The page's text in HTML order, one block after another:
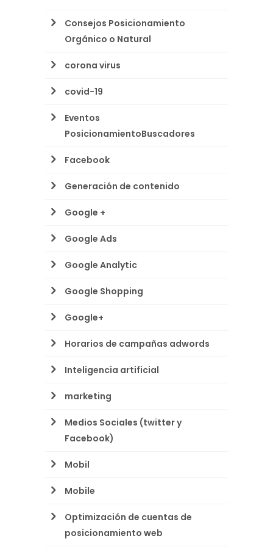
Consejos Posicionamiento
Orgánico o Natural
corona virus
covid-19
Eventos
PosicionamientoBuscadores
Facebook
Generación de contenido
Google +
Google Ads
Google Analytic
Google Shopping
Google+
Horarios de campañas adwords
Inteligencia artificial
marketing
Medios Sociales (twitter y
Facebook)
Mobil
Mobile
Optimización de cuentas de
posicionamiento web